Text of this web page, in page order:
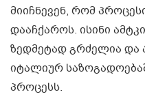
მიიჩნევენ, რომ
დააჩქაროს. ისინი
ზედმეტად გრძელია და
იტალიურ
პროცესს.